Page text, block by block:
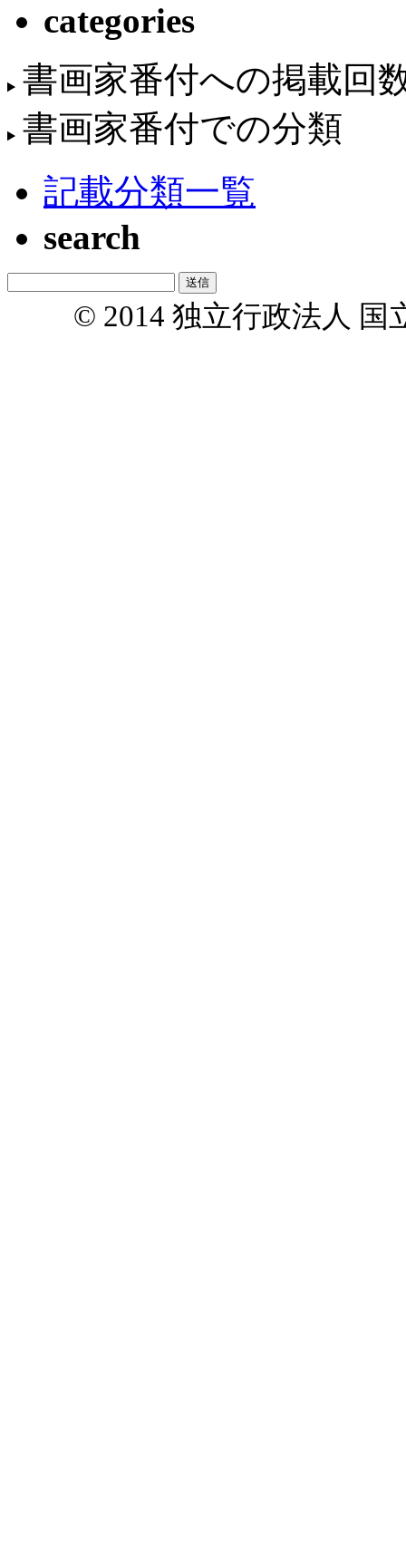
categories
書画家番付への掲載回
書画家番付での分類
記載分類一覧
search
© 2014 独立行政法人 国